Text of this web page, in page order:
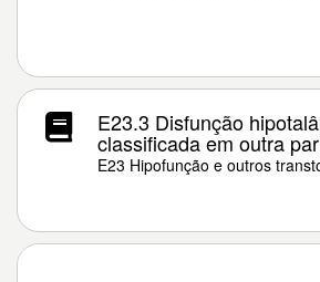
E23.3 Disfunção
classificada em outra
E23 Hipofunção e outros